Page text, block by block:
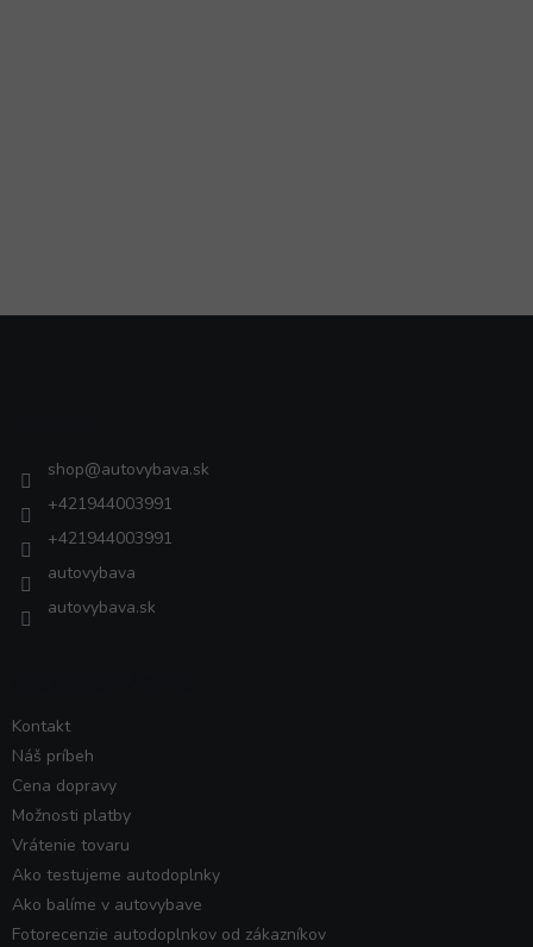
shop@autovybava.sk
+421944003991
+421944003991
autovybava
autovybava.sk
Kontakt
Náš príbeh
Cena dopravy
Možnosti platby
Vrátenie tovaru
Ako testujeme autodoplnky
Ako balíme v autovybave
Fotorecenzie autodoplnkov od zákazníkov